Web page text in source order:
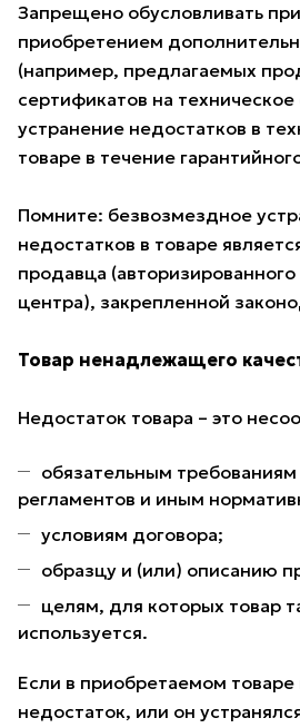
Запрещено обусловливать
приобретением
(например, предлагаемых
сертификатов на
устранение недостатков в
товаре в течение
Помните: безвозмездное
недостатков в товаре
продавца (авторизированного
центра), закрепленной
Товар ненадлежащего
Недостаток товара – это
обязательным требованиям
регламентов и иным
условиям договора;
образцу и (или) описанию
целям, для которых товар
используется.
Если в приобретаемом товаре
недостаток, или он